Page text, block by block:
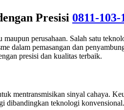
Presisi 0811-103-
perusahaan. Salah satu
dalam pemasangan dan
presisi dan kualitas terbaik.
mentransmisikan sinyal cahaya.
dibandingkan teknologi